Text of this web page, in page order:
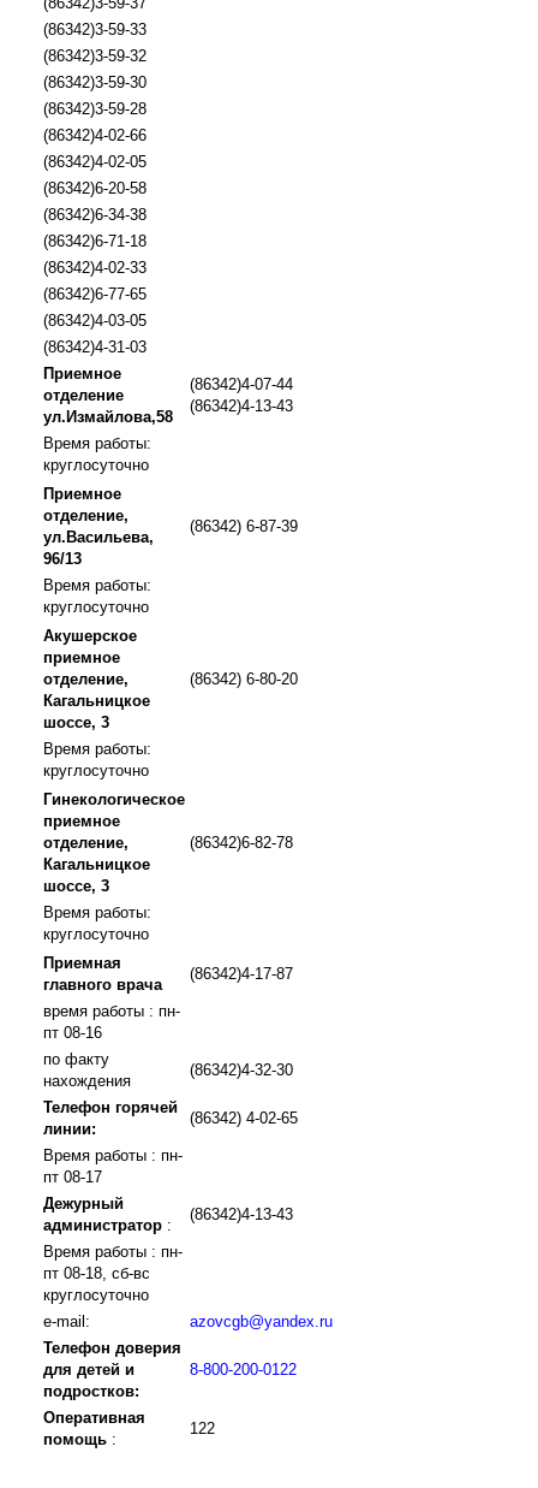
(86342)3-59-33
(86342)3-59-32
(86342)3-59-30
(86342)3-59-28
(86342)4-02-66
(86342)4-02-05
(86342)6-20-58
(86342)6-34-38
(86342)6-71-18
(86342)4-02-33
(86342)6-77-65
(86342)4-03-05
(86342)4-31-03
Приемное
отделение
ул.Измайлова,58
(86342)4-07-44
(86342)4-13-43
Время работы:
круглосуточно
Приемное
отделение,
ул.Васильева,
96/13
(86342) 6-87-39
Время работы:
круглосуточно
Акушерское
приемное
отделение,
Кагальницкое
шоссе, 3
(86342) 6-80-20
Время работы:
круглосуточно
Гинекологическое
приемное
отделение,
Кагальницкое
шоссе, 3
(86342)6-82-78
Время работы:
круглосуточно
Приемная
главного врача
(86342)4-17-87
время работы : пн-
пт 08-16
по факту
нахождения
(86342)4-32-30
Телефон горячей
линии:
(86342) 4-02-65
Время работы : пн-
пт 08-17
Дежурный
администратор :
(86342)4-13-43
Время работы : пн-
пт 08-18, сб-вс
круглосуточно
e-mail:
azovcgb@yandex.ru
Телефон доверия
для детей и
подростков:
8-800-200-0122
Оперативная
помощь :
122